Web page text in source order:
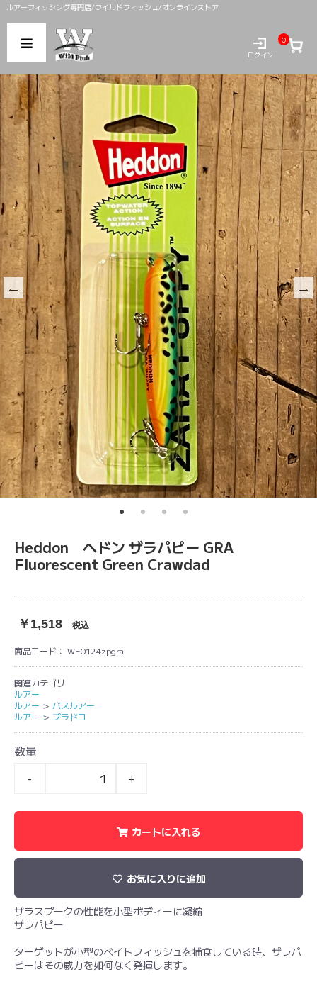
ルアーフィッシング専門店/ワイルドフィッシュ/オンラインストア
ログイン
0
Heddon ヘドン ザラパピー GRA
Fluorescent Green Crawdad
￥1,518 税込
商品コード： WF0124zpgra
関連カテゴリ
ルアー
ルアー ＞ バスルアー
ルアー ＞ プラドコ
数量
- +
カートに入れる
お気に入りに追加
ザラスプークの性能を小型ボディーに凝縮
ザラパピー
ターゲットが小型のベイトフィッシュを捕食している時、ザラパ
ピーはその威力を如何なく発揮します。